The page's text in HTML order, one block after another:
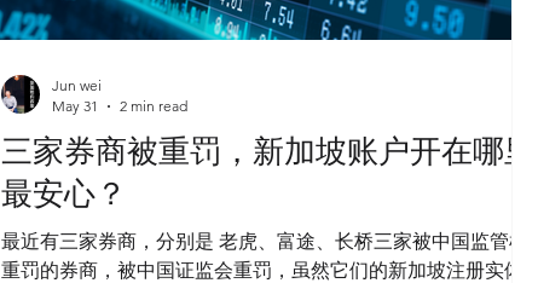
三家券商被重罚，新加坡账户开在哪里
最安心？
最近有三家券商，分别是 老虎、富途、长桥三家被中国监管机构
重罚的券商，被中国证监会重罚，虽然它们的新加坡注册实体，
Jun wei
May 31
2 min read